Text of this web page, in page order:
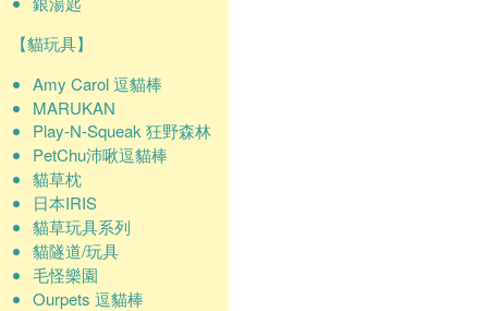
【貓玩具】
Amy Carol 逗貓棒
MARUKAN
Play-N-Squeak 狂野森林
PetChu沛啾逗貓棒
貓草枕
日本IRIS
貓草玩具系列
貓隧道/玩具
毛怪樂園
Ourpets 逗貓棒